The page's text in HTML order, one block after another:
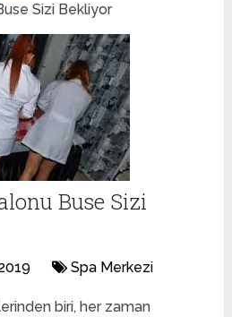
Sizi Bekliyor
Buse Sizi
Spa Merkezi
biri, her zaman